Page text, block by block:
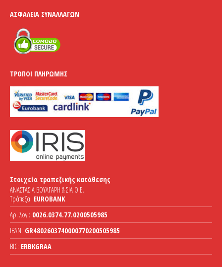
ΑΣΦΆΛΕΙΑ ΣΥΝΑΛΛΑΓΏΝ
ΤΡΌΠΟΙ ΠΛΗΡΩΜΉΣ
Στοιχεία τραπεζικής κατάθεσης
ΑΝΑΣΤΑΣΙΑ ΒΟΥΛΓΑΡΗ & ΣΙΑ Ο.Ε.:
Τράπεζα: EUROBANK
Αρ. λογ.: 0026.0374.77.0200505985
IBAN: GR4802603740000770200505985
BIC: ERBKGRAA